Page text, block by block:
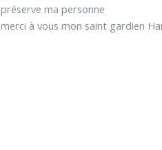
préserve ma personne
merci à vous mon saint gardien